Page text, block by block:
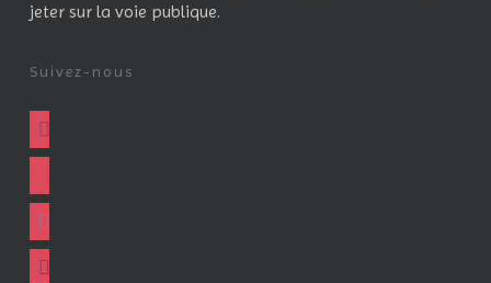
jeter sur la voie publique.
Suivez-nous
facebook
instagram
twitter
linkedin